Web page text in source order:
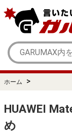
ホーム >
HUAWEI
め